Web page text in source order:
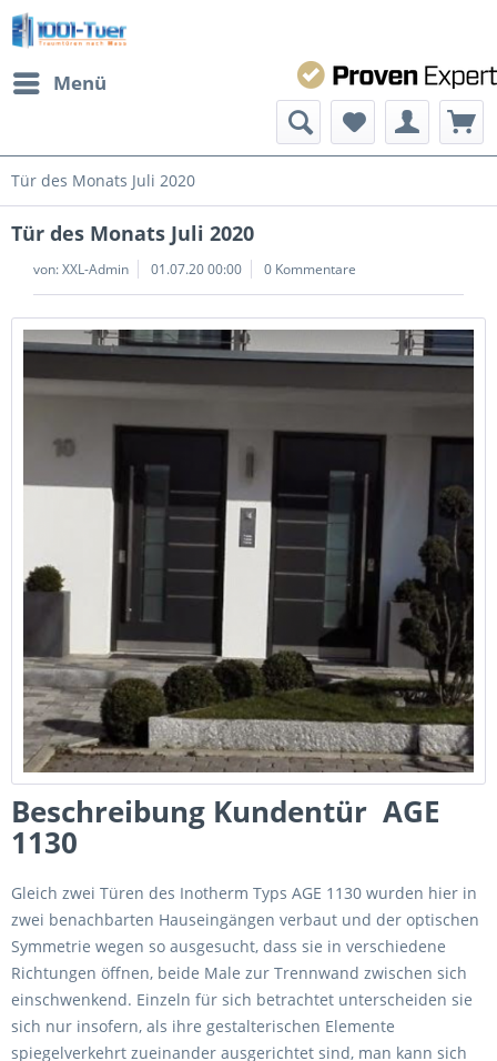
Menü
Tür des Monats Juli 2020
Tür des Monats Juli 2020
von:XXL-Admin 01.07.20 00:00 0 Kommentare
Beschreibung Kundentür AGE
1130
Gleich zwei Türen des Inotherm Typs AGE 1130 wurden hier in
zwei benachbarten Hauseingängen verbaut und der optischen
Symmetrie wegen so ausgesucht, dass sie in verschiedene
Richtungen öffnen, beide Male zur Trennwand zwischen sich
einschwenkend. Einzeln für sich betrachtet unterscheiden sie
sich nur insofern, als ihre gestalterischen Elemente
spiegelverkehrt zueinander ausgerichtet sind, man kann sich